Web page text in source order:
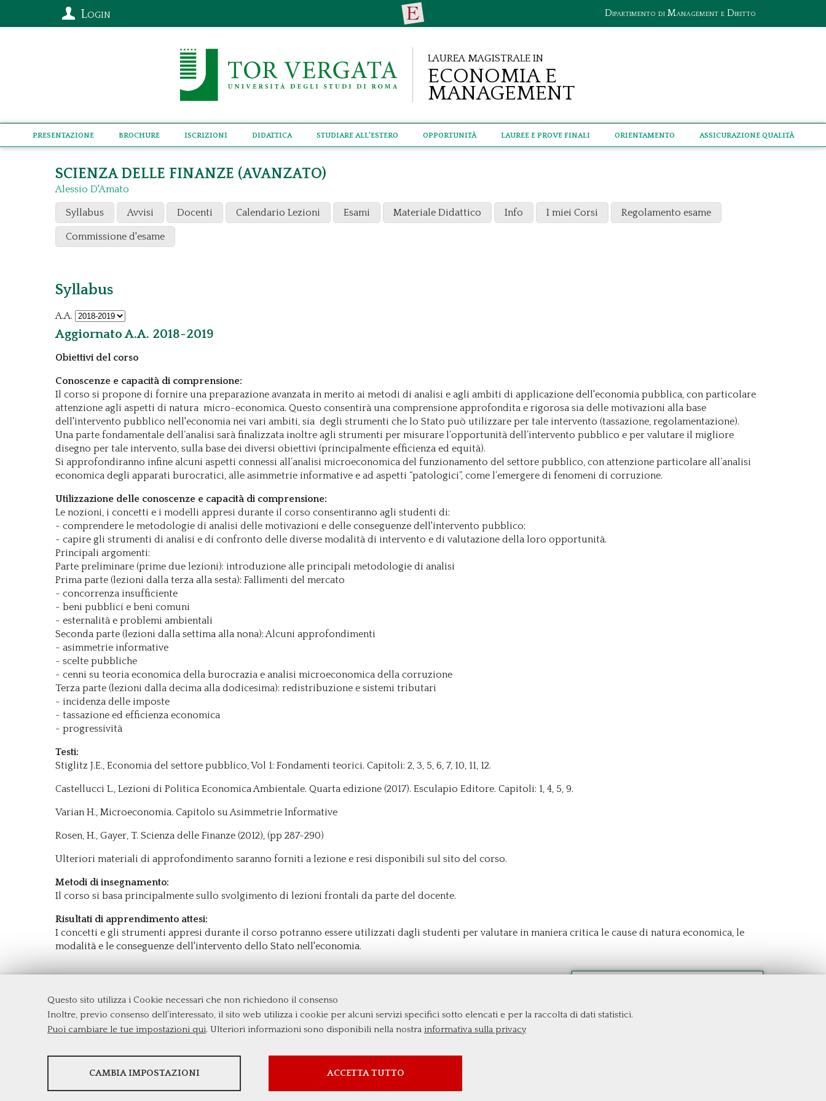
Questo sito utilizza i Cookie necessari che non richiedono il consenso
Inoltre, previo consenso dell’interessato, il sito web utilizza i cookie per alcuni servizi specifici sotto elencati e per la raccolta di dati statistici.
Puoi cambiare le tue impostazioni qui. Ulteriori informazioni sono disponibili nella nostra informativa sulla privacy
STATISTICHE
CAMBIA IMPOSTAZIONI ACCETTA TUTTO
Dipartimento di Management e Diritto
Login
Laurea Magistrale in
Economia e
Management
Presentazione Brochure Iscrizioni Didattica Studiare all'estero Opportunità Lauree e Prove Finali Orientamento Assicurazione qualità
SCIENZA DELLE FINANZE (AVANZATO)
Alessio D'Amato
Syllabus Avvisi Docenti Calendario Lezioni Esami Materiale Didattico Info I miei Corsi Regolamento esame
Commissione d'esame
Syllabus
A.A.
Aggiornato A.A. 2018-2019
Obiettivi del corso
Conoscenze e capacità di comprensione:
Il corso si propone di fornire una preparazione avanzata in merito ai metodi di analisi e agli ambiti di applicazione dell'economia pubblica, con particolare
attenzione agli aspetti di natura micro-economica. Questo consentirà una comprensione approfondita e rigorosa sia delle motivazioni alla base
dell'intervento pubblico nell'economia nei vari ambiti, sia degli strumenti che lo Stato può utilizzare per tale intervento (tassazione, regolamentazione).
Una parte fondamentale dell’analisi sarà finalizzata inoltre agli strumenti per misurare l’opportunità dell’intervento pubblico e per valutare il migliore
disegno per tale intervento, sulla base dei diversi obiettivi (principalmente efficienza ed equità).
Si approfondiranno infine alcuni aspetti connessi all’analisi microeconomica del funzionamento del settore pubblico, con attenzione particolare all’analisi
economica degli apparati burocratici, alle asimmetrie informative e ad aspetti “patologici”, come l’emergere di fenomeni di corruzione.
Utilizzazione delle conoscenze e capacità di comprensione:
Le nozioni, i concetti e i modelli appresi durante il corso consentiranno agli studenti di:
- comprendere le metodologie di analisi delle motivazioni e delle conseguenze dell'intervento pubblico;
- capire gli strumenti di analisi e di confronto delle diverse modalità di intervento e di valutazione della loro opportunità.
Principali argomenti:
Parte preliminare (prime due lezioni): introduzione alle principali metodologie di analisi
Prima parte (lezioni dalla terza alla sesta): Fallimenti del mercato
- concorrenza insufficiente
- beni pubblici e beni comuni
- esternalità e problemi ambientali
Seconda parte (lezioni dalla settima alla nona): Alcuni approfondimenti
- asimmetrie informative
- scelte pubbliche
- cenni su teoria economica della burocrazia e analisi microeconomica della corruzione
Terza parte (lezioni dalla decima alla dodicesima): redistribuzione e sistemi tributari
- incidenza delle imposte
- tassazione ed efficienza economica
- progressività
Testi:
Stiglitz J.E., Economia del settore pubblico, Vol 1: Fondamenti teorici. Capitoli: 2, 3, 5, 6, 7, 10, 11, 12.
Castellucci L., Lezioni di Politica Economica Ambientale. Quarta edizione (2017). Esculapio Editore. Capitoli: 1, 4, 5, 9.
Varian H., Microeconomia. Capitolo su Asimmetrie Informative
Rosen, H., Gayer, T. Scienza delle Finanze (2012), (pp 287-290)
Ulteriori materiali di approfondimento saranno forniti a lezione e resi disponibili sul sito del corso.
Metodi di insegnamento:
Il corso si basa principalmente sullo svolgimento di lezioni frontali da parte del docente.
Risultati di apprendimento attesi:
I concetti e gli strumenti appresi durante il corso potranno essere utilizzati dagli studenti per valutare in maniera critica le cause di natura economica, le
modalità e le conseguenze dell'intervento dello Stato nell'economia.
Dipartimento di Management e Diritto
Università degli Studi di RomaTor Vergata
Via Columbia, 2
Tel. +39 06 7259 3299/5837
biennio@clem.uniroma2.it